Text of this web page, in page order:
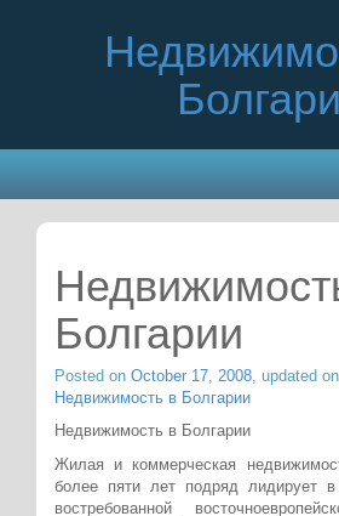
Болгарии
Posted on October 17, 2008, updated on
Недвижимость в Болгарии
Недвижимость в Болгарии
Жилая и коммерческая
более пяти лет подряд лидирует в
востребованной